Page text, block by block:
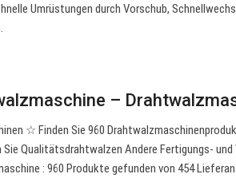
Umrüstungen durch Vorschub,
–
☆ Finden Sie 960
Qualitätsdrahtwalzen Andere Fertigungs- und
: 960 Produkte gefunden von 454